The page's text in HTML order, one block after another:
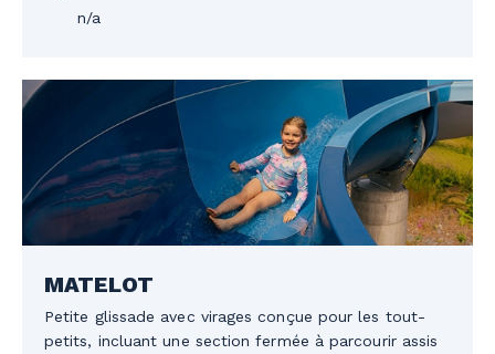
n/a
MATELOT
Petite glissade avec virages conçue pour les tout-
petits, incluant une section fermée à parcourir assis